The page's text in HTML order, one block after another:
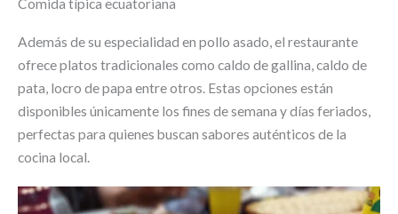
Comida típica ecuatoriana
Además de su especialidad en pollo asado, el restaurante
ofrece platos tradicionales como caldo de gallina, caldo de
pata, locro de papa entre otros. Estas opciones están
disponibles únicamente los fines de semana y días feriados,
perfectas para quienes buscan sabores auténticos de la
cocina local.